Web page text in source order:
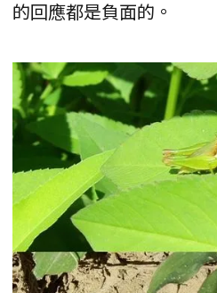
的回應都是負面的。